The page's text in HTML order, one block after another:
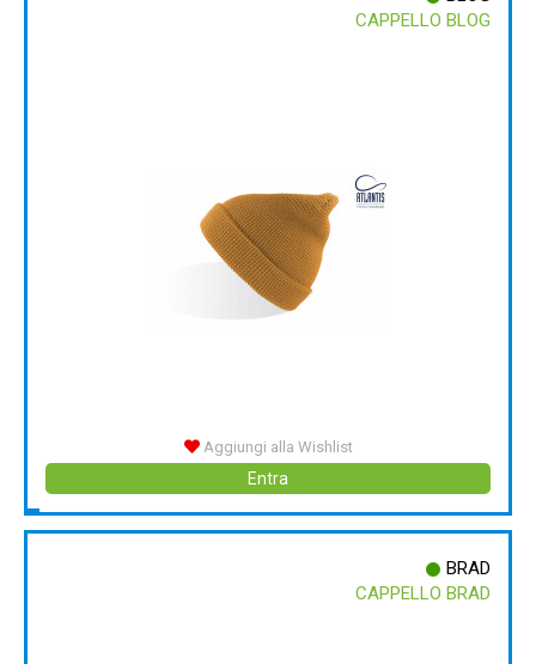
CAPPELLO BLOG
Aggiungi alla Wishlist
Entra
BRAD
CAPPELLO BRAD